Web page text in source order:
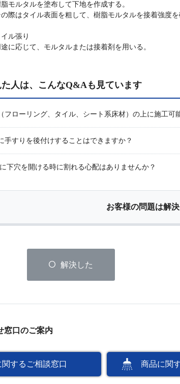
モルタルを塗布して下地を作成する。
際はタイル表面を粗して、樹脂モルタルを接着強度を
ル張り
に応じて、モルタルまたは接着剤を用いる。
人は、こんなQ&Aも見ています
フローリング、タイル、シート系床材）の上に施工可
手すりを後付けすることはできますか？
下穴を開ける時に割れる心配はありませんか？
お客様の問題は解
解決した
窓口のご案内
するご相談窓口 商品に関